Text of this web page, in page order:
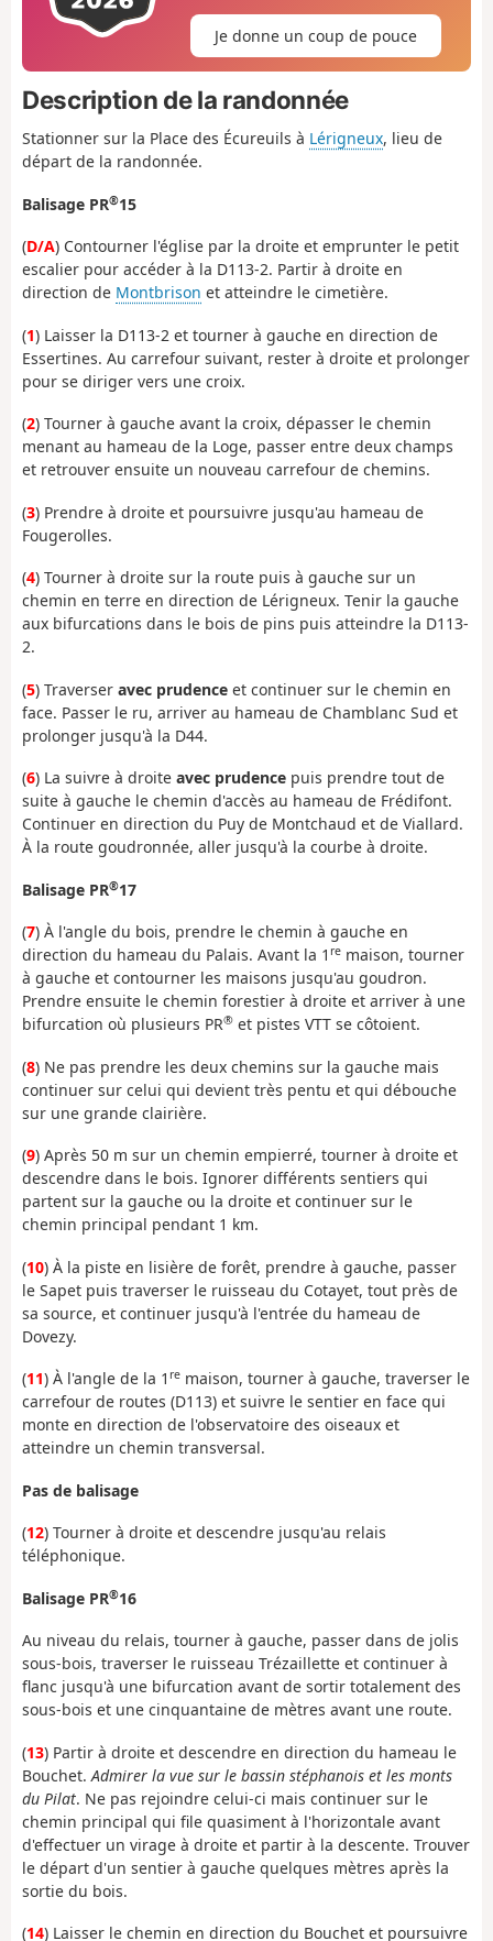
Je donne un coup de pouce
Description de la randonnée
Stationner sur la Place des Écureuils à Lérigneux, lieu de
départ de la randonnée.
Balisage PR®15
(D/A) Contourner l'église par la droite et emprunter le petit
escalier pour accéder à la D113-2. Partir à droite en
direction de Montbrison et atteindre le cimetière.
(1) Laisser la D113-2 et tourner à gauche en direction de
Essertines. Au carrefour suivant, rester à droite et prolonger
pour se diriger vers une croix.
(2) Tourner à gauche avant la croix, dépasser le chemin
menant au hameau de la Loge, passer entre deux champs
et retrouver ensuite un nouveau carrefour de chemins.
(3) Prendre à droite et poursuivre jusqu'au hameau de
Fougerolles.
(4) Tourner à droite sur la route puis à gauche sur un
chemin en terre en direction de Lérigneux. Tenir la gauche
aux bifurcations dans le bois de pins puis atteindre la D113-
2.
(5) Traverser avec prudence et continuer sur le chemin en
face. Passer le ru, arriver au hameau de Chamblanc Sud et
prolonger jusqu'à la D44.
(6) La suivre à droite avec prudence puis prendre tout de
suite à gauche le chemin d'accès au hameau de Frédifont.
Continuer en direction du Puy de Montchaud et de Viallard.
À la route goudronnée, aller jusqu'à la courbe à droite.
Balisage PR®17
(7) À l'angle du bois, prendre le chemin à gauche en
direction du hameau du Palais. Avant la 1 re maison, tourner
à gauche et contourner les maisons jusqu'au goudron.
Prendre ensuite le chemin forestier à droite et arriver à une
bifurcation où plusieurs PR® et pistes VTT se côtoient.
(8) Ne pas prendre les deux chemins sur la gauche mais
continuer sur celui qui devient très pentu et qui débouche
sur une grande clairière.
(9) Après 50 m sur un chemin empierré, tourner à droite et
descendre dans le bois. Ignorer différents sentiers qui
partent sur la gauche ou la droite et continuer sur le
chemin principal pendant 1 km.
(10) À la piste en lisière de forêt, prendre à gauche, passer
le Sapet puis traverser le ruisseau du Cotayet, tout près de
sa source, et continuer jusqu'à l'entrée du hameau de
Dovezy.
(11) À l'angle de la 1 re maison, tourner à gauche, traverser le
carrefour de routes (D113) et suivre le sentier en face qui
monte en direction de l'observatoire des oiseaux et
atteindre un chemin transversal.
Pas de balisage
(12) Tourner à droite et descendre jusqu'au relais
téléphonique.
Balisage PR®16
Au niveau du relais, tourner à gauche, passer dans de jolis
sous-bois, traverser le ruisseau Trézaillette et continuer à
flanc jusqu'à une bifurcation avant de sortir totalement des
sous-bois et une cinquantaine de mètres avant une route.
(13) Partir à droite et descendre en direction du hameau le
Bouchet. Admirer la vue sur le bassin stéphanois et les monts
du Pilat. Ne pas rejoindre celui-ci mais continuer sur le
chemin principal qui file quasiment à l'horizontale avant
d'effectuer un virage à droite et partir à la descente. Trouver
le départ d'un sentier à gauche quelques mètres après la
sortie du bois.
(14) Laisser le chemin en direction du Bouchet et poursuivre